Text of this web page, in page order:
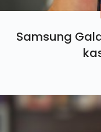
Samsung